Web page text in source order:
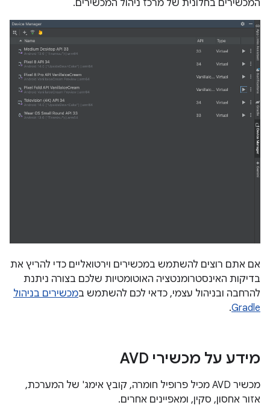
המכשירים בחלונית של מרכז ניהול המכשירים.
אם אתם רוצים להשתמש במכשירים וירטואליים כדי להריץ את
בדיקות האינסטרומנטציה האוטומטיות שלכם בצורה ניתנת
להרחבה ובניהול עצמי, כדאי לכם להשתמש במכשירים בניהול
Gradle
.
מידע על מכשירי AVD
מכשיר AVD מכיל פרופיל חומרה, קובץ אימג' של המערכת,
אזור אחסון, סקין, ומאפיינים אחרים.